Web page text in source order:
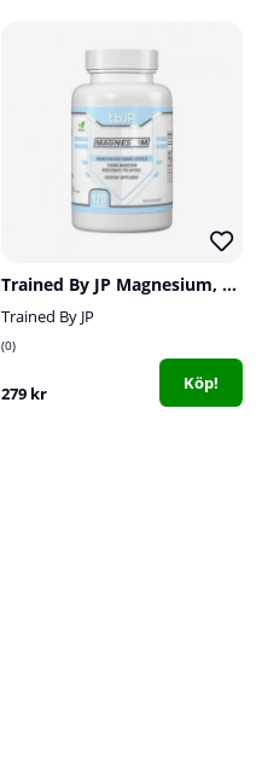
Trained By JP Magnesium, 120 caps
Trained By JP
0
279 kr Köp!